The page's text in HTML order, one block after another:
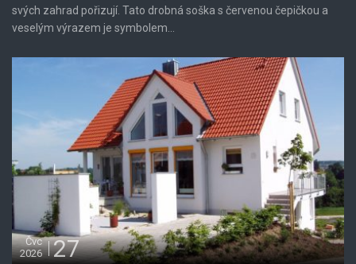
svých zahrad pořizují. Tato drobná soška s červenou čepičkou a
veselým výrazem je symbolem...
Čvc
2026
27